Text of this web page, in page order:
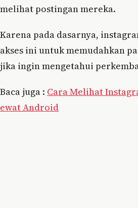
melihat postingan mereka.
Karena pada dasarnya,
akses ini untuk memudahkan
jika ingin mengetahui
Baca juga : Cara Melihat
ewat Android